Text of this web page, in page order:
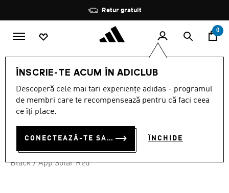
Oprește
rotația
Retur gratuit
0
ÎNSCRIE-TE ACUM ÎN ADICLUB
Descoperă cele mai tari experiențe adidas - programul
de membri care te recompensează pentru că faci ceea
ce îți place.
CONECTEAZĂ-TE SAU ÎNSCRIE-TE ACUM ÎNCHIDE
COPII
PANTALONI TIRO ESSENTIAL
RON 200.00
Black / App Solar Red